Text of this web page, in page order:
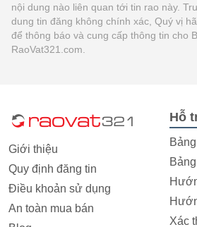
nội dung nào liên quan tới tin rao này.
dung tin đăng không chính xác, Quý vị
để thông báo và cung cấp thông tin cho
RaoVat321.com.
Giới thiệu
Quy định đăng tin
Điều khoản sử dụng
An toàn mua bán
Hỗ
Xác